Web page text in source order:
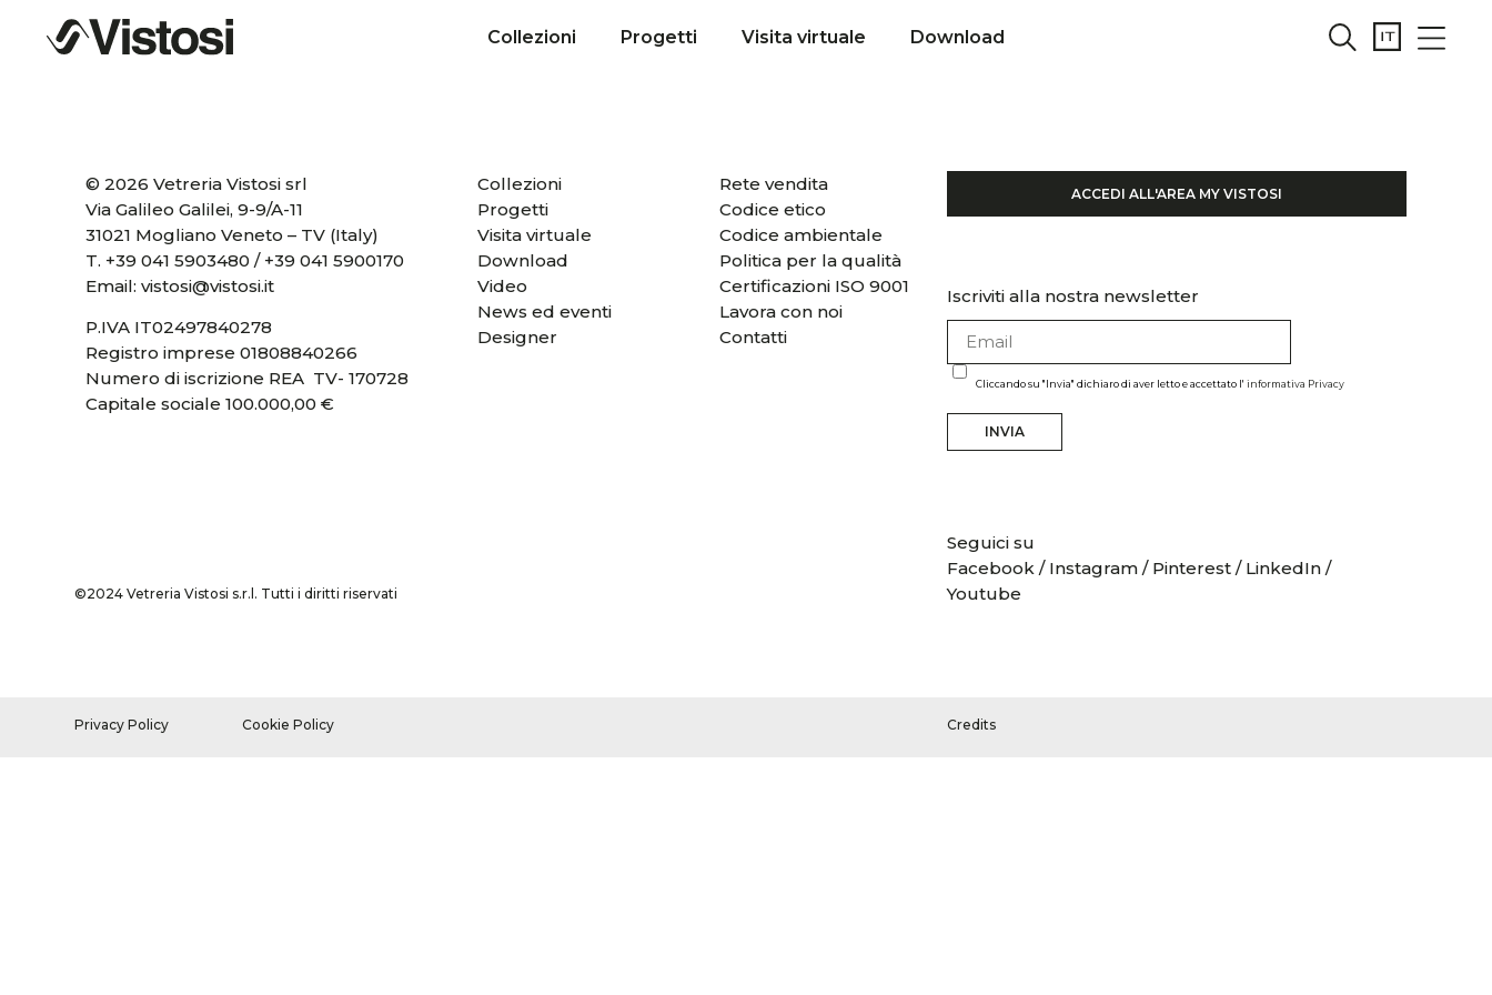
Collezioni Progetti Visita virtuale Download
© 2026 Vetreria Vistosi srl
Via Galileo Galilei, 9-9/A-11
31021 Mogliano Veneto – TV (Italy)
T. +39 041 5903480 / +39 041 5900170
Email:vistosi@vistosi.it
P.IVA IT02497840278
Registro imprese 01808840266
Numero di iscrizione REA TV- 170728
Capitale sociale 100.000,00 €
Collezioni
Progetti
Visita virtuale
Download
Video
News ed eventi
Designer
Rete vendita
Codice etico
Codice ambientale
Politica per la qualità
Certificazioni ISO 9001
Lavora con noi
Contatti
ACCEDI ALL'AREA MY VISTOSI
Iscriviti alla nostra newsletter
Cliccando su "Invia" dichiaro di aver letto e accettato l'informativa Privacy
INVIA
©2024 Vetreria Vistosi s.r.l. Tutti i diritti riservati
Seguici su
Facebook/ Instagram / Pinterest / LinkedIn /
Youtube
Privacy Policy Cookie Policy Credits